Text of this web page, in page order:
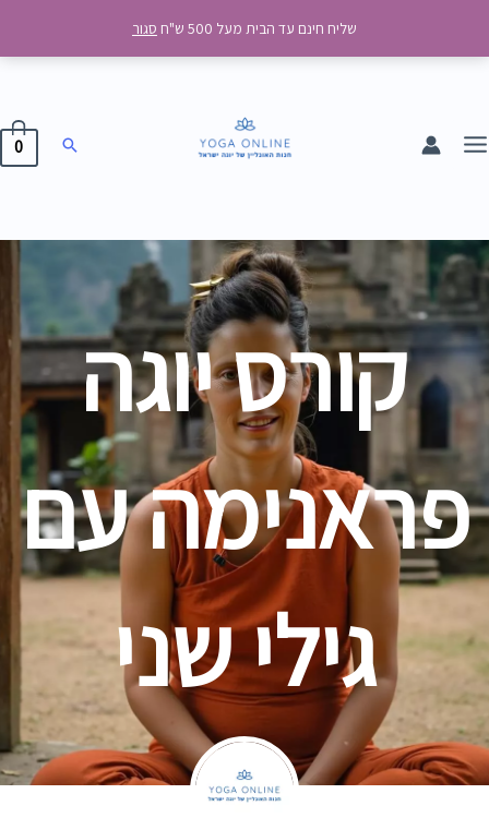
שליח חינם עד הבית מעל 500 ש"ח סגור
חיפוש 0
קורס יוגה
פראנימה עם
גילי שני